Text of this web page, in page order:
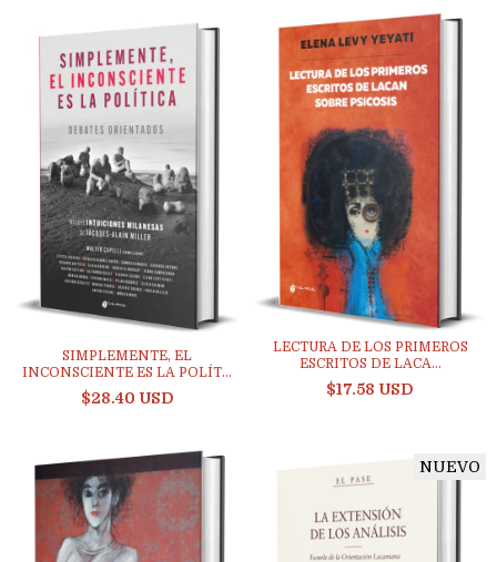
SIMPLEMENTE, EL
INCONSCIENTE ES LA POLÍT...
$28.40 USD
LECTURA DE LOS PRIMEROS
ESCRITOS DE LACA...
$17.58 USD
NUEVO